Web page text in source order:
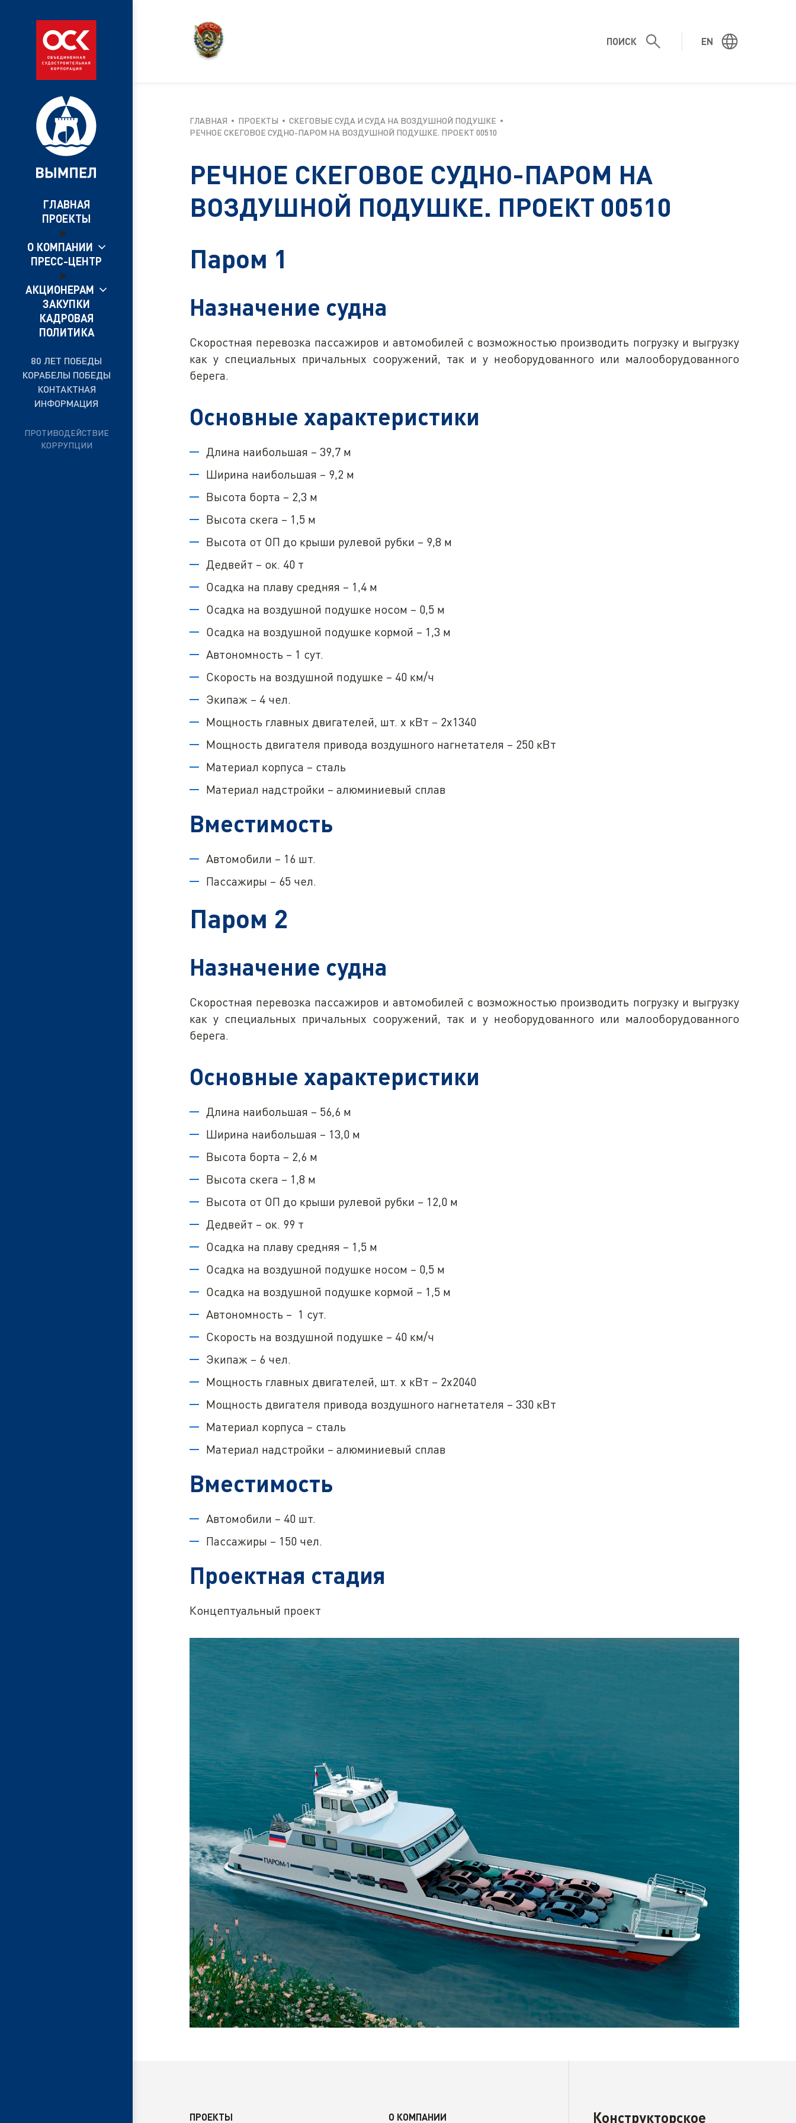
ПОИСК EN
ГЛАВНАЯ
ПРОЕКТЫ
О КОМПАНИИ
ПРЕСС-ЦЕНТР
АКЦИОНЕРАМ
ЗАКУПКИ
КАДРОВАЯ
ПОЛИТИКА
80 ЛЕТ ПОБЕДЫ
КОРАБЕЛЫ ПОБЕДЫ
КОНТАКТНАЯ
ИНФОРМАЦИЯ
ПРОТИВОДЕЙСТВИЕ
КОРРУПЦИИ
ГЛАВНАЯ ПРОЕКТЫ
СКЕГОВЫЕ СУДА И СУДА НА ВОЗДУШНОЙ ПОДУШКЕ
РЕЧНОЕ СКЕГОВОЕ СУДНО-ПАРОМ НА ВОЗДУШНОЙ ПОДУШКЕ. ПРОЕКТ 00510
РЕЧНОЕ СКЕГОВОЕ СУДНО-ПАРОМ НА
ВОЗДУШНОЙ ПОДУШКЕ. ПРОЕКТ 00510
Паром 1
Назначение судна
Скоростная перевозка пассажиров и автомобилей с возможностью производить погрузку и выгрузку
как у специальных причальных сооружений, так и у необорудованного или малооборудованного
берега.
Основные характеристики
Длина наибольшая – 39,7 м
Ширина наибольшая – 9,2 м
Высота борта – 2,3 м
Высота скега – 1,5 м
Высота от ОП до крыши рулевой рубки – 9,8 м
Дедвейт – ок. 40 т
Осадка на плаву средняя – 1,4 м
Осадка на воздушной подушке носом – 0,5 м
Осадка на воздушной подушке кормой – 1,3 м
Автономность – 1 сут.
Скорость на воздушной подушке – 40 км/ч
Экипаж – 4 чел.
Мощность главных двигателей, шт. х кВт – 2х1340
Мощность двигателя привода воздушного нагнетателя – 250 кВт
Материал корпуса – сталь
Материал надстройки – алюминиевый сплав
Вместимость
Автомобили – 16 шт.
Пассажиры – 65 чел.
Паром 2
Назначение судна
Скоростная перевозка пассажиров и автомобилей с возможностью производить погрузку и выгрузку
как у специальных причальных сооружений, так и у необорудованного или малооборудованного
берега.
Основные характеристики
Длина наибольшая – 56,6 м
Ширина наибольшая – 13,0 м
Высота борта – 2,6 м
Высота скега – 1,8 м
Высота от ОП до крыши рулевой рубки – 12,0 м
Дедвейт – ок. 99 т
Осадка на плаву средняя – 1,5 м
Осадка на воздушной подушке носом – 0,5 м
Осадка на воздушной подушке кормой – 1,5 м
Автономность – 1 сут.
Скорость на воздушной подушке – 40 км/ч
Экипаж – 6 чел.
Мощность главных двигателей, шт. х кВт – 2х2040
Мощность двигателя привода воздушного нагнетателя – 330 кВт
Материал корпуса – сталь
Материал надстройки – алюминиевый сплав
Вместимость
Автомобили – 40 шт.
Пассажиры – 150 чел.
Проектная стадия
Концептуальный проект
ПРОЕКТЫ О КОМПАНИИ Конструкторское